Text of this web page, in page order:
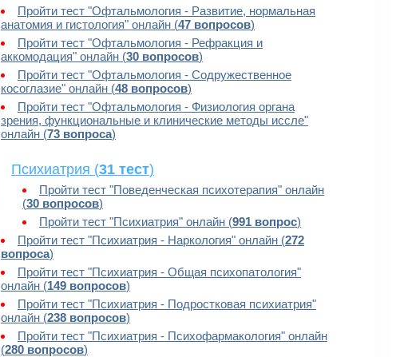
Пройти тест "Офтальмология - Развитие, нормальная
анатомия и гистология" онлайн (47 вопросов)
Пройти тест "Офтальмология - Рефракция и
аккомодация" онлайн (30 вопросов)
Пройти тест "Офтальмология - Содружественное
косоглазие" онлайн (48 вопросов)
Пройти тест "Офтальмология - Физиология органа
зрения, функциональные и клинические методы иссле"
онлайн (73 вопроса)
Психиатрия (31 тест)
Пройти тест "Поведенческая психотерапия" онлайн
(30 вопросов)
Пройти тест "Психиатрия" онлайн (991 вопрос)
Пройти тест "Психиатрия - Наркология" онлайн (272
вопроса)
Пройти тест "Психиатрия - Общая психопатология"
онлайн (149 вопросов)
Пройти тест "Психиатрия - Подростковая психиатрия"
онлайн (238 вопросов)
Пройти тест "Психиатрия - Психофармакология" онлайн
(280 вопросов)